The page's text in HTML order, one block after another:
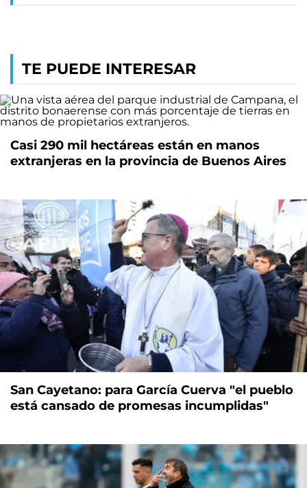
TE PUEDE INTERESAR
Casi 290 mil hectáreas están en manos
extranjeras en la provincia de Buenos Aires
San Cayetano: para García Cuerva "el pueblo
está cansado de promesas incumplidas"